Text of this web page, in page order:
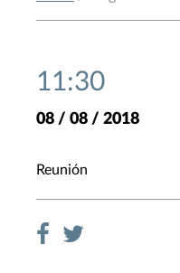
11:30
08 / 08 / 2018
Reunión